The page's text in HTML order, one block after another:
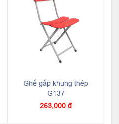
Ghế gấp khung thép
G137
263,000 đ